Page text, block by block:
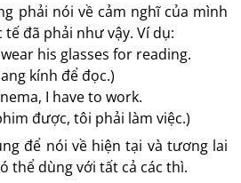
phải nói về cảm nghĩ của mình
đã phải như vậy. Ví dụ:
his glasses for reading.
kính để đọc.)
I have to work.
được, tôi phải làm việc.)
để nói về hiện tại và tương lai
thể dùng với tất cả các thì.